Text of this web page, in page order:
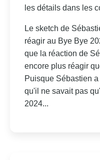
les détails dans les
Le sketch de
réagir au Bye Bye
que la réaction de
encore plus réagir
Puisque Sébastien
qu'il ne savait pas
2024...